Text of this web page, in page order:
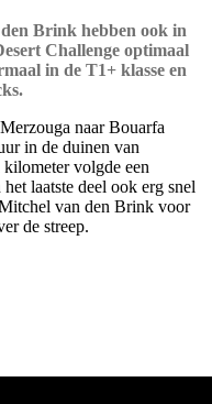
Brink hebben ook in
Challenge optimaal
in de T1+ klasse en
naar Bouarfa
in de duinen van
volgde een
laatste deel ook erg snel
van den Brink voor
de streep.